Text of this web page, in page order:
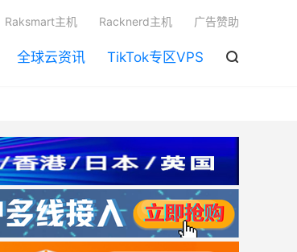
全球云资讯 TikTok专区VPS 
Raksmart主机 Racknerd主机 广告赞助